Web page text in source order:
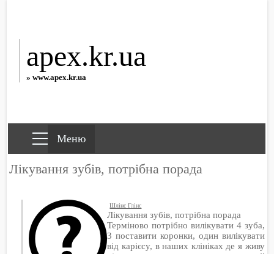
apex.kr.ua
» www.apex.kr.ua
Лікування зубів, потрібна порада
Шлінс Глінс
Лікування зубів, потрібна порада
Терміново потрібно вилікувати 4 зуба,
3 поставити коронки, один вилікувати
від карієсу, в наших клініках де я живу